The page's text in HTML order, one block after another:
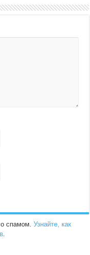
спамом.Узнайте, как
.